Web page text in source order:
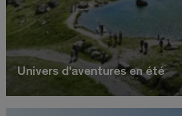
Univers d'aventures en été